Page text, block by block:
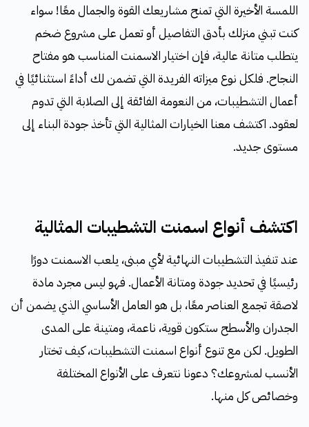
اللمسة الأخيرة التي تمنح مشاريعك القوة والجمال معًا! سواء
كنت تبني منزلك بأدق التفاصيل أو تعمل على مشروع ضخم
يتطلب متانة عالية، فإن اختيار الاسمنت المناسب هو مفتاح
النجاح. فلكل نوع ميزاته الفريدة التي تضمن لك أداءً استثنائيًا في
أعمال التشطيبات، من النعومة الفائقة إلى الصلابة التي تدوم
لعقود. اكتشف معنا الخيارات المثالية التي تأخذ جودة البناء إلى
مستوى جديد.
اكتشف أنواع اسمنت التشطيبات المثالية
عند تنفيذ التشطيبات النهائية لأي مبنى، يلعب الاسمنت دورًا
رئيسيًا في تحديد جودة ومتانة الأعمال. فهو ليس مجرد مادة
لاصقة تجمع العناصر معًا، بل هو العامل الأساسي الذي يضمن أن
الجدران والأسطح ستكون قوية، ناعمة، ومتينة على المدى
الطويل. لكن مع تنوع أنواع اسمنت التشطيبات، كيف تختار
الأنسب لمشروعك؟ دعونا نتعرف على الأنواع المختلفة
وخصائص كل منها.